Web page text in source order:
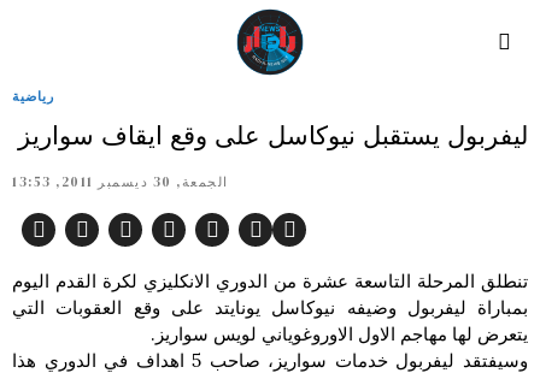
رياضية
ليفربول يستقبل نيوكاسل على وقع ايقاف سواريز
الجمعة, 30 ديسمبر 2011, 13:53
تنطلق المرحلة التاسعة عشرة من الدوري الانكليزي لكرة القدم اليوم
بمباراة ليفربول وضيفه نيوكاسل يونايتد على وقع العقوبات التي
يتعرض لها مهاجم الاول الاوروغوياني لويس سواريز.
وسيفتقد ليفربول خدمات سواريز، صاحب 5 اهداف في الدوري هذا